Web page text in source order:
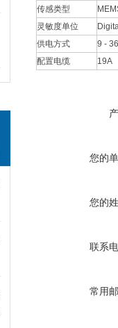
传感类型
灵敏度单位
供电方式
9 -
配置电缆
19A
您的
您的
联系
常用